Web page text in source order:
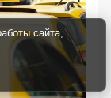
сайта,